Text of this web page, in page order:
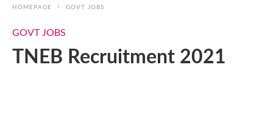
HOMEPAGE GOVT JOBS
GOVT JOBS
TNEB Recruitment 2021